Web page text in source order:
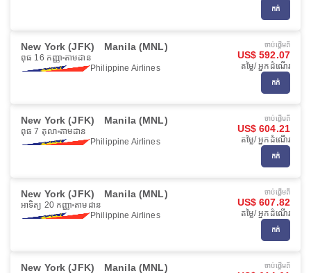
កក់
New York (JFK) Manila (MNL)
ពុធ 16 កញ្ញា តាមដាន
Philippine Airlines
ចាប់ផ្ដើមពី
US$ 592.07
តម្លៃ/ អ្នកដំណើរ
កក់
New York (JFK) Manila (MNL)
ពុធ 7 តុលា តាមដាន
Philippine Airlines
ចាប់ផ្ដើមពី
US$ 604.21
តម្លៃ/ អ្នកដំណើរ
កក់
New York (JFK) Manila (MNL)
អាទិត្យ 20 កញ្ញា តាមដាន
Philippine Airlines
ចាប់ផ្ដើមពី
US$ 607.82
តម្លៃ/ អ្នកដំណើរ
កក់
New York (JFK) Manila (MNL) ចាប់ផ្ដើមពី